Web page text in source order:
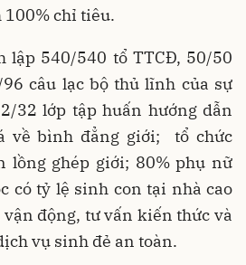
100% chỉ tiêu.
lập 540/540 tổ TTCĐ, 50/50
câu lạc bộ thủ lĩnh của sự
32 lớp tập huấn hướng dẫn
về bình đẳng giới; tổ chức
lồng ghép giới; 80% phụ nữ
có tỷ lệ sinh con tại nhà cao
động, tư vấn kiến thức và
vụ sinh đẻ an toàn.